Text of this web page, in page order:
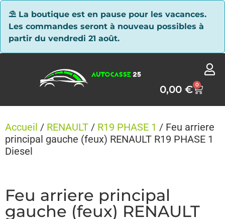
⛱ La boutique est en pause pour les vacances.
Les commandes seront à nouveau possibles à
partir du vendredi 21 août.
0,00€ 0
Accueil / RENAULT / R19 PHASE 1 / Feu arriere
principal gauche (feux) RENAULT R19 PHASE 1
Diesel
Feu arriere principal
gauche (feux) RENAULT
Panneau de gestion des cookies